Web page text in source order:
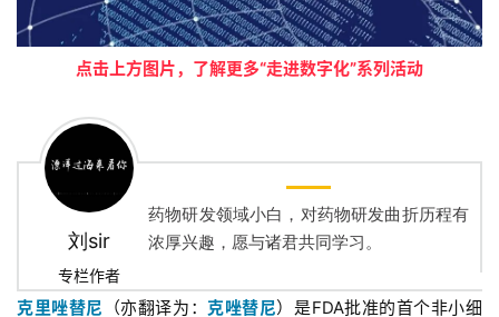
点击上方图片，了解更多“走进数字化”系列活动
刘sir
专栏作者
药物研发领域小白，对药物研发曲折历程有
浓厚兴趣，愿与诸君共同学习。
克里唑替尼 （亦翻译为： 克唑替尼） 是FDA批准的首个非小细